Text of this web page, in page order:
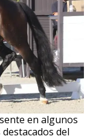
en algunos
del